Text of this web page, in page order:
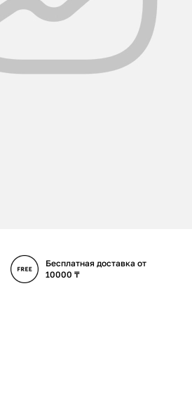
Бесплатная доставка от
10000 ₸